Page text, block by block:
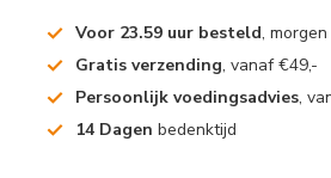
Voor 23.59 uur besteld,
Gratis verzending, vanaf €49,-
Persoonlijk voedingsadvies,
14 Dagen bedenktijd